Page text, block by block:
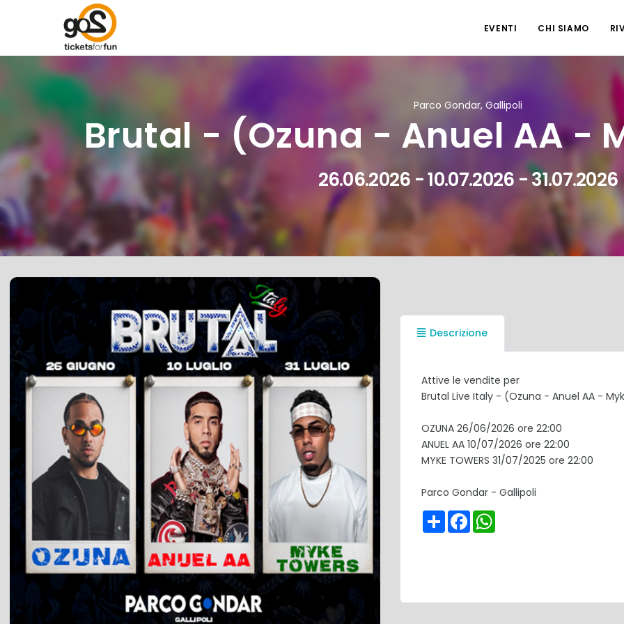
EVENTI CHI SIAMO
Parco Gondar, Gallipoli
Brutal - (Ozuna - Anuel AA -
26.06.2026 - 10.07.2026 - 31.07.2026
Descrizione
Attive le vendite per
Brutal Live Italy - (Ozuna - Anuel AA -
OZUNA 26/06/2026 ore 22:00
ANUEL AA 10/07/2026 ore 22:00
MYKE TOWERS 31/07/2025 ore 22:00
Parco Gondar - Gallipoli
Share Facebook